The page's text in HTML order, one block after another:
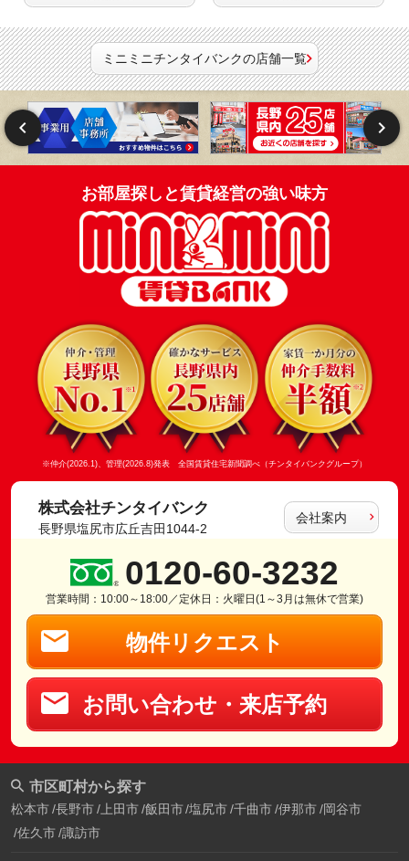
ミニミニチンタイバンクの店舗一覧
お部屋探しと賃貸経営の強い味方
※仲介(2026.1)、管理(2026.8)発表 全国賃貸住宅新聞調べ（チンタイバンクグループ）
株式会社チンタイバンク
長野県塩尻市広丘吉田1044-2
会社案内
0120-60-3232
営業時間：10:00～18:00／定休日：火曜日(1～3月は無休で営業)
物件リクエスト
お問い合わせ・来店予約
市区町村から探す
松本市 長野市 上田市 飯田市 塩尻市 千曲市 伊那市 岡谷市
佐久市 諏訪市